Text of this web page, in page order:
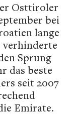
Osttiroler
bei
lange
verhinderte
Sprung
das beste
seit 2007
Emirate.